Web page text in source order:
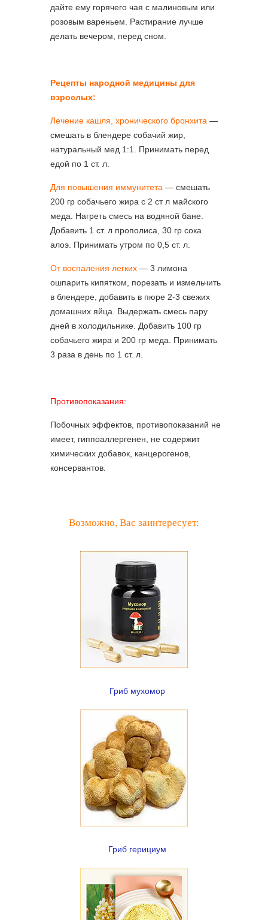
дайте ему горячего чая с малиновым или
розовым вареньем. Растирание лучше
делать вечером, перед сном.
Рецепты народной медицины для
взрослых:
Лечение кашля, хронического бронхита —
смешать в блендере собачий жир,
натуральный мед 1:1. Принимать перед
едой по 1 ст. л.
Для повышения иммунитета — смешать
200 гр собачьего жира с 2 ст л майского
меда. Нагреть смесь на водяной бане.
Добавить 1 ст. л прополиса, 30 гр сока
алоэ. Принимать утром по 0,5 ст. л.
От воспаления легких — 3 лимона
ошпарить кипятком, порезать и измельчить
в блендере, добавить в пюре 2-3 свежих
домашних яйца. Выдержать смесь пару
дней в холодильнике. Добавить 100 гр
собачьего жира и 200 гр меда. Принимать
3 раза в день по 1 ст. л.
Противопоказания:
Побочных эффектов, противопоказаний не
имеет, гиппоаллергенен, не содержит
химических добавок, канцерогенов,
консервантов.
Возможно, Вас заинтересует:
Гриб мухомор
Гриб герициум